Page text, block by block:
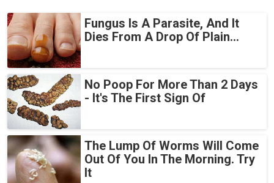
Fungus Is A Parasite, And It
Dies From A Drop Of Plain...
No Poop For More Than 2 Days
- It's The First Sign Of
The Lump Of Worms Will Come
Out Of You In The Morning. Try
It